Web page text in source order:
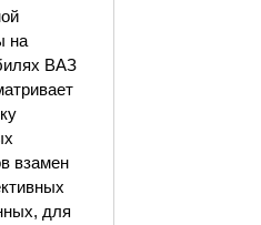
на
ВАЗ
взамен
для